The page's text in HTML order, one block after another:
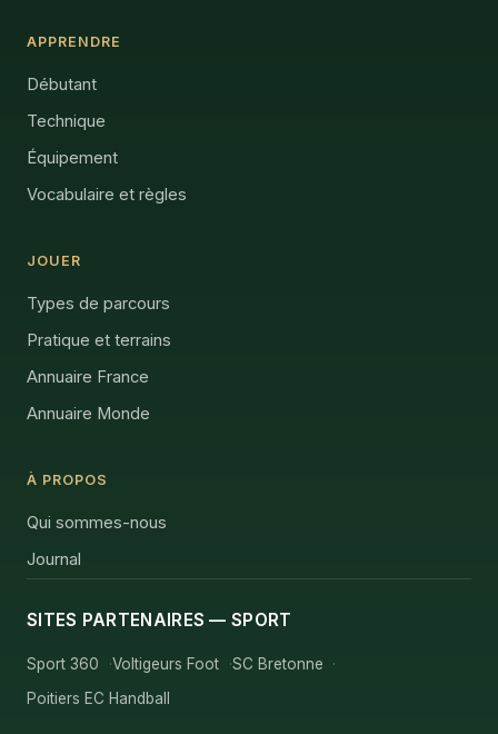
APPRENDRE
Débutant
Technique
Équipement
Vocabulaire et règles
JOUER
Types de parcours
Pratique et terrains
Annuaire France
Annuaire Monde
À PROPOS
Qui sommes-nous
Journal
SITES PARTENAIRES — SPORT
Sport 360 Voltigeurs Foot
SC Bretonne
Poitiers EC Handball